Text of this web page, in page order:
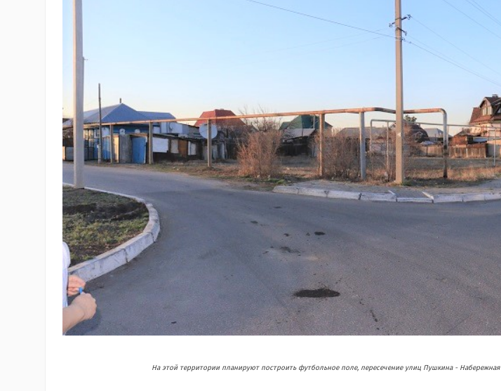
На этой территории планируют построить футбольное поле, пересечение улиц Пушкина - Набережная